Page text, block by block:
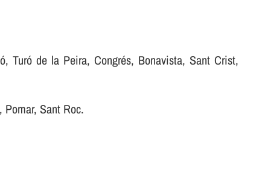
Turó de la Peira, Congrés, Bonavista, Sant Crist,
Sant Roc.